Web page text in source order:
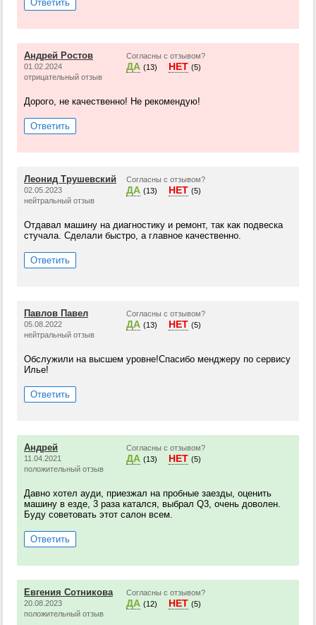
Ответить
Андрей Ростов
01.02.2024
отрицательный отзыв
Согласны с отзывом?
ДА (13) НЕТ (5)
Дорого, не качественно! Не рекомендую!
Ответить
Леонид Трушевский
02.05.2023
нейтральный отзыв
Согласны с отзывом?
ДА (13) НЕТ (5)
Отдавал машину на диагностику и ремонт, так как подвеска
стучала. Сделали быстро, а главное качественно.
Ответить
Павлов Павел
05.08.2022
нейтральный отзыв
Согласны с отзывом?
ДА (13) НЕТ (5)
Обслужили на высшем уровне!Спасибо менджеру по сервису
Илье!
Ответить
Андрей
11.04.2021
положительный отзыв
Согласны с отзывом?
ДА (13) НЕТ (5)
Давно хотел ауди, приезжал на пробные заезды, оценить
машину в езде, 3 раза катался, выбрал Q3, очень доволен.
Буду советовать этот салон всем.
Ответить
Евгения Сотникова
20.08.2023
положительный отзыв
Согласны с отзывом?
ДА (12) НЕТ (5)